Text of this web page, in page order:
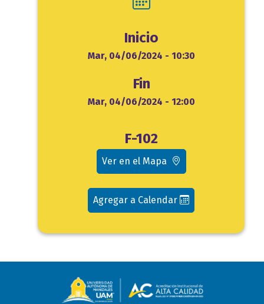
Inicio
Mar, 04/06/2024 - 10:30
Fin
Mar, 04/06/2024 - 12:00
F-102
Ver en el Mapa
Agregar a Calendar